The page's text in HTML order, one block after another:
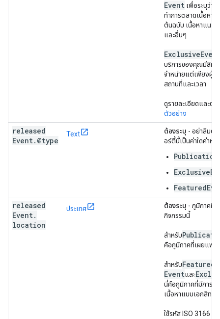
Event เพื่อระบุว่า
ทำการตลาดเนื้อหานี้
ต้นฉบับ เนื้อหาแนะน
และอื่นๆ
Exclusive
บริการของคุณมีสิทธิ์
จำหน่ายแต่เพียงผู้เ
สถานที่และเวลา
ดูรายละเอียดและตัว
ตัวอย่าง
released
Event. @type
Text ต้องระบุ - อย่าลืมตั้
อร์ตี้นี้เป็นค่าใดค่าห
released
Event.
location
ประเทศ ต้องระบุ - ภูมิภาคที่เ
กิจกรรมนี้
สำหรับ
คือภูมิภาคที่เผยแพร่
สำหรับFeatured
Eventและ
นี่คือภูมิภาคที่มีการแ
เนื้อหาแบบเอกสิทธิ์
ใช้รหัส ISO 3166 ส